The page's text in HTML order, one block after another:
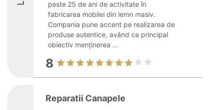
peste 25 de ani de activitate în
fabricarea mobilei din lemn masiv.
Compania pune accent pe realizarea de
produse autentice, având ca principal
obiectiv menținerea ...
8
Reparatii Canapele